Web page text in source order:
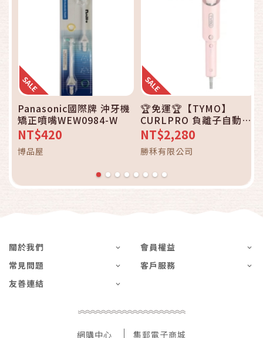
Panasonic國際牌 沖牙機
矯正噴嘴WEW0984-W
NT$420
博品屋
🏆免運🏆【TYMO】
CURLPRO 負離子自動捲
髮棒
NT$2,280
勝秝有限公司
關於我們
會員權益
常見問題
客戶服務
友善連結
網購中心 集郵電子商城